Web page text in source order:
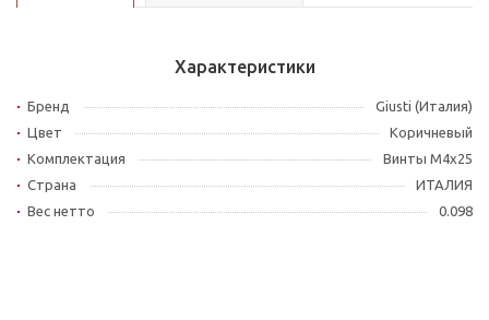
Характеристики
Бренд
Giusti (Италия)
Цвет
Коричневый
Комплектация
Винты M4x25
Страна
ИТАЛИЯ
Вес нетто
0.098